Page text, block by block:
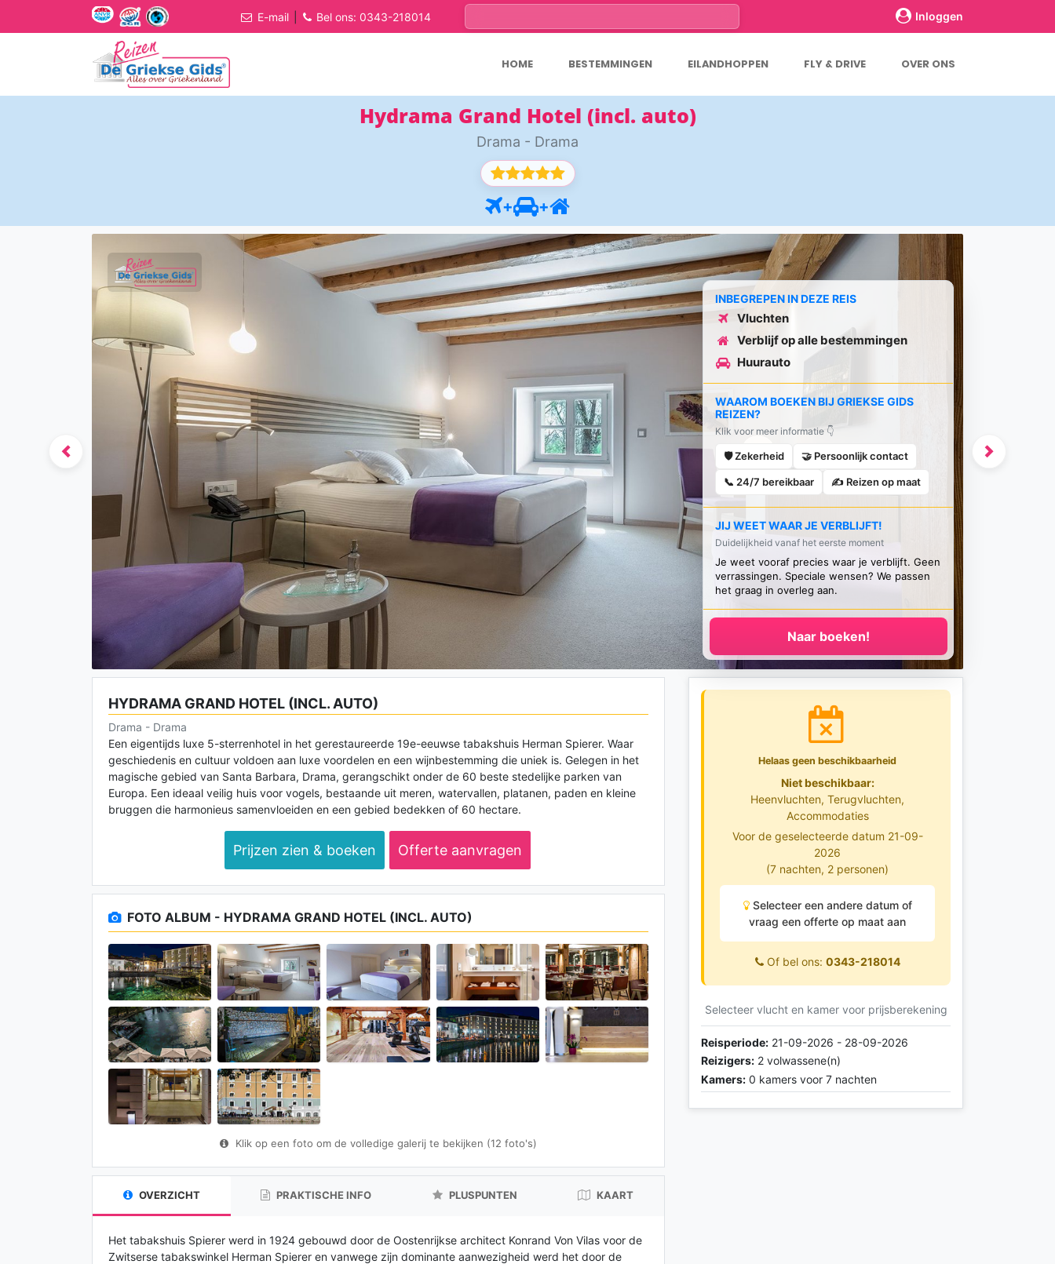
E-mail Bel ons: 0343-218014 Inloggen
HOME BESTEMMINGEN EILANDHOPPEN FLY & DRIVE OVER ONS
Hydrama Grand Hotel (incl. auto)
Drama - Drama
+ +
Previous Next
INBEGREPEN IN DEZE REIS
Vluchten
Verblijf op alle bestemmingen
Huurauto
WAAROM BOEKEN BIJ GRIEKSE GIDS
REIZEN?
Klik voor meer informatie 👇
🛡️ Zekerheid 🤝 Persoonlijk contact
📞 24/7 bereikbaar ✍️ Reizen op maat
JIJ WEET WAAR JE VERBLIJFT!
Duidelijkheid vanaf het eerste moment
Je weet vooraf precies waar je verblijft. Geen
verrassingen. Speciale wensen? We passen
het graag in overleg aan.
Naar boeken!
HYDRAMA GRAND HOTEL (INCL. AUTO)
Drama - Drama
Een eigentijds luxe 5-sterrenhotel in het gerestaureerde 19e-eeuwse tabakshuis Herman Spierer. Waar
geschiedenis en cultuur voldoen aan luxe voordelen en een wijnbestemming die uniek is. Gelegen in het
magische gebied van Santa Barbara, Drama, gerangschikt onder de 60 beste stedelijke parken van
Europa. Een ideaal veilig huis voor vogels, bestaande uit meren, watervallen, platanen, paden en kleine
bruggen die harmonieus samenvloeiden en een gebied bedekken of 60 hectare.
Prijzen zien & boeken Offerte aanvragen
FOTO ALBUM - HYDRAMA GRAND HOTEL (INCL. AUTO)
Klik op een foto om de volledige galerij te bekijken (12 foto's)
OVERZICHT PRAKTISCHE INFO PLUSPUNTEN KAART
Het tabakshuis Spierer werd in 1924 gebouwd door de Oostenrijkse architect Konrand Von Vilas voor de
Zwitserse tabakswinkel Herman Spierer en vanwege zijn dominante aanwezigheid werd het door de
Helaas geen beschikbaarheid
Niet beschikbaar:
Heenvluchten, Terugvluchten,
Accommodaties
Voor de geselecteerde datum 21-09-
2026
(7 nachten, 2 personen)
Selecteer een andere datum of
vraag een offerte op maat aan
Of bel ons: 0343-218014
Selecteer vlucht en kamer voor prijsberekening
Reisperiode: 21-09-2026 - 28-09-2026
Reizigers: 2 volwassene(n)
Kamers: 0 kamers voor 7 nachten